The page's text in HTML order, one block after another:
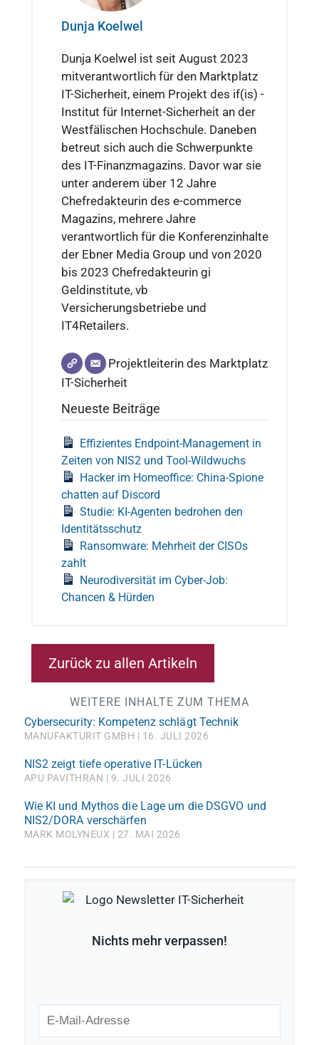
Dunja Koelwel
Dunja Koelwel ist seit August 2023
mitverantwortlich für den Marktplatz
IT-Sicherheit, einem Projekt des if(is) -
Institut für Internet-Sicherheit an der
Westfälischen Hochschule. Daneben
betreut sich auch die Schwerpunkte
des IT-Finanzmagazins. Davor war sie
unter anderem über 12 Jahre
Chefredakteurin des e-commerce
Magazins, mehrere Jahre
verantwortlich für die Konferenzinhalte
der Ebner Media Group und von 2020
bis 2023 Chefredakteurin gi
Geldinstitute, vb
Versicherungsbetriebe und
IT4Retailers.
Projektleiterin des Marktplatz
IT-Sicherheit
Neueste Beiträge
Effizientes Endpoint-Management in
Zeiten von NIS2 und Tool-Wildwuchs
Hacker im Homeoffice: China-Spione
chatten auf Discord
Studie: KI-Agenten bedrohen den
Identitätsschutz
Ransomware: Mehrheit der CISOs
zahlt
Neurodiversität im Cyber-Job:
Chancen & Hürden
Zurück zu allen Artikeln
WEITERE INHALTE ZUM THEMA
Cybersecurity: Kompetenz schlägt Technik
MANUFAKTURIT GMBH 16. JULI 2026
NIS2 zeigt tiefe operative IT-Lücken
APU PAVITHRAN 9. JULI 2026
Wie KI und Mythos die Lage um die DSGVO und
NIS2/DORA verschärfen
MARK MOLYNEUX 27. MAI 2026
Nichts mehr verpassen!